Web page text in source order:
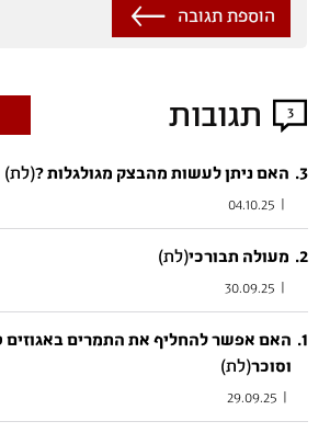
הוספת תגובה
3 תגובות
3
. האם ניתן לעשות מהבצק מגולגלות ?(לת)
|
04.10.25
2
. מעולה תבורכי(לת)
|
30.09.25
1
. האם אפשר להחליף את התמרים באגוזים
וסוכר(לת)
|
29.09.25